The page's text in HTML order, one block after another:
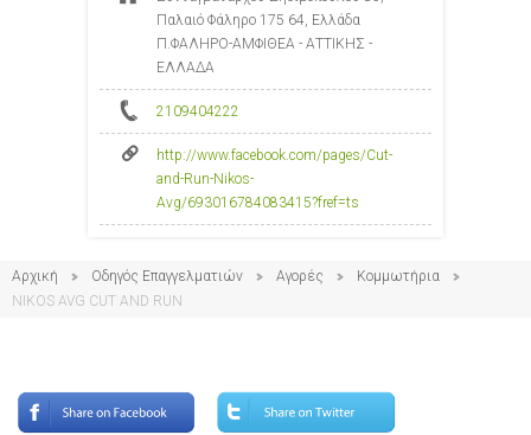
Παλαιό Φάληρο 175 64, Ελλάδα
Π.ΦΑΛΗΡΟ-ΑΜΦΙΘΕΑ - ΑΤΤΙΚΗΣ -
ΕΛΛΑΔΑ
2109404222
http://www.facebook.com/pages/Cut-
and-Run-Nikos-
Avg/693016784083415?fref=ts
Αρχική Οδηγός Επαγγελματιών Αγορές
Κομμωτήρια
NIKOS AVG CUT AND RUN